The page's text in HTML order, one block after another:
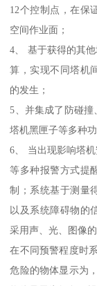
12个控制点，在保
空间作业面；
4、 基于获得的其
算，实现不同塔机
的发生；
5、并集成了防碰撞
塔机黑匣子等多种
6、 当出现影响塔
等多种报警方式提
制；系统基于测量
以及系统障碍物的
采用声、光、图像
在不同预警程度时
危险的物体显示为